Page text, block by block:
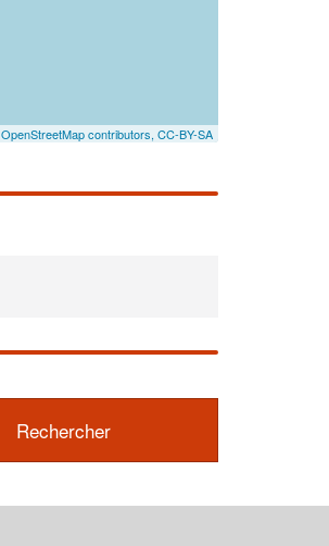
OpenStreetMap contributors, CC-BY-SA